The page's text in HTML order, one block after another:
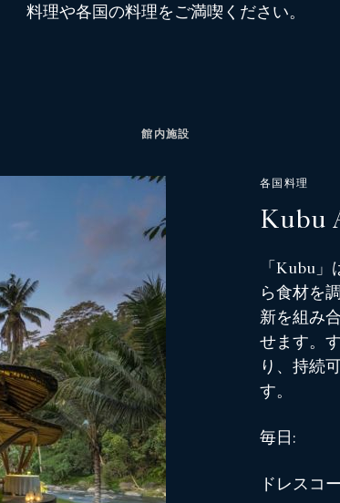
料理や各国の料理をご満喫ください。
館内施設
各国料理
Kubu
「Kubu
ら食材を
新を組み
せます。
り、持続
す。
毎日:
ドレスコ